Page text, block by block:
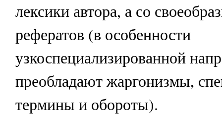
лексики автора, а со
рефератов (в особенности
узкоспециализированной
преобладают жаргонизмы,
термины и обороты).